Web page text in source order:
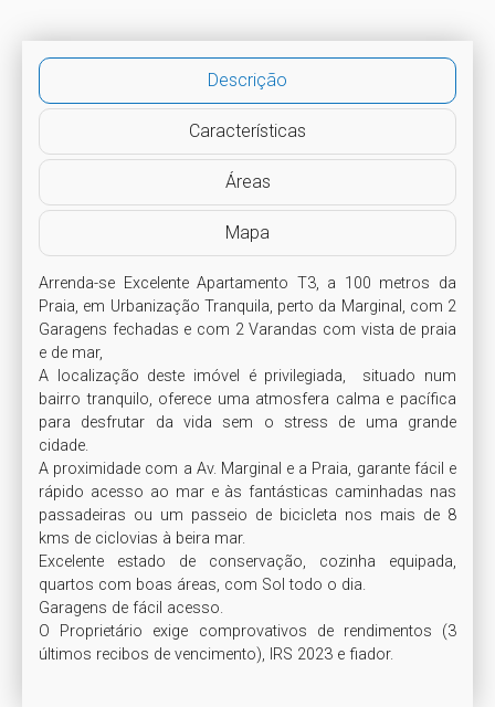
Descrição
Características
Áreas
Mapa
Arrenda-se Excelente Apartamento T3, a 100 metros da
Praia, em Urbanização Tranquila, perto da Marginal, com 2
Garagens fechadas e com 2 Varandas com vista de praia
e de mar,
A localização deste imóvel é privilegiada,  situado num
bairro tranquilo, oferece uma atmosfera calma e pacífica
para desfrutar da vida sem o stress de uma grande
cidade.
A proximidade com a Av. Marginal e a Praia, garante fácil e
rápido acesso ao mar e às fantásticas caminhadas nas
passadeiras ou um passeio de bicicleta nos mais de 8
kms de ciclovias à beira mar.
Excelente estado de conservação, cozinha equipada,
quartos com boas áreas, com Sol todo o dia.
Garagens de fácil acesso.
O Proprietário exige comprovativos de rendimentos (3
últimos recibos de vencimento), IRS 2023 e fiador.